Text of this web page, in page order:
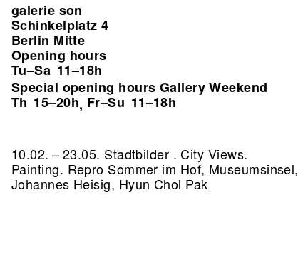
galerie son
Schinkelplatz 4
Berlin Mitte
Opening hours
Tu–Sa 11–18h
Special opening hours Gallery Weekend
Th 15–20h, Fr–Su 11–18h
10.02. – 23.05. Stadtbilder . City Views.
Painting. Repro Sommer im Hof, Museumsinsel,
Johannes Heisig, Hyun Chol Pak